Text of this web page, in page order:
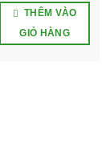
THÊM VÀO
GIỎ HÀNG